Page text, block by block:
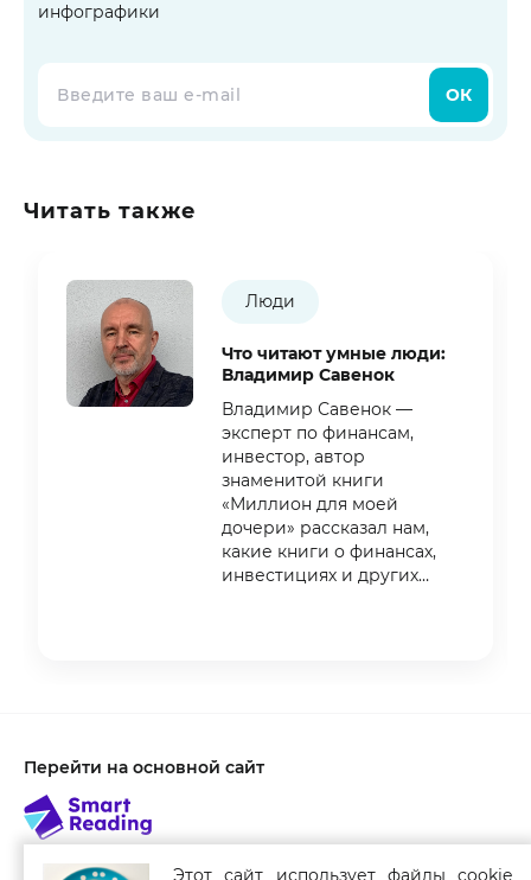
инфографики
ОК
Читать также
Люди
Что читают умные люди:
Владимир Савенок
Владимир Савенок —
эксперт по финансам,
инвестор, автор
знаменитой книги
«Миллион для моей
дочери» рассказал нам,
какие книги о финансах,
инвестициях и других
Перейти на основной сайт
Этот сайт использует файлы cookie